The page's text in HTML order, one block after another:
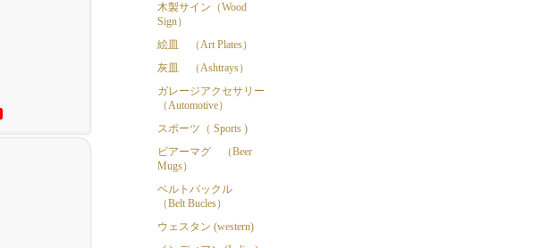
木製サイン（Wood
Sign）
絵皿 （Art Plates）
灰皿 （Ashtrays）
ガレージアクセサリー
（Automotive）
スポーツ（ Sports )
ビアーマグ （Beer
Mugs）
ベルトバックル
（Belt Bucles）
ウェスタン (western)